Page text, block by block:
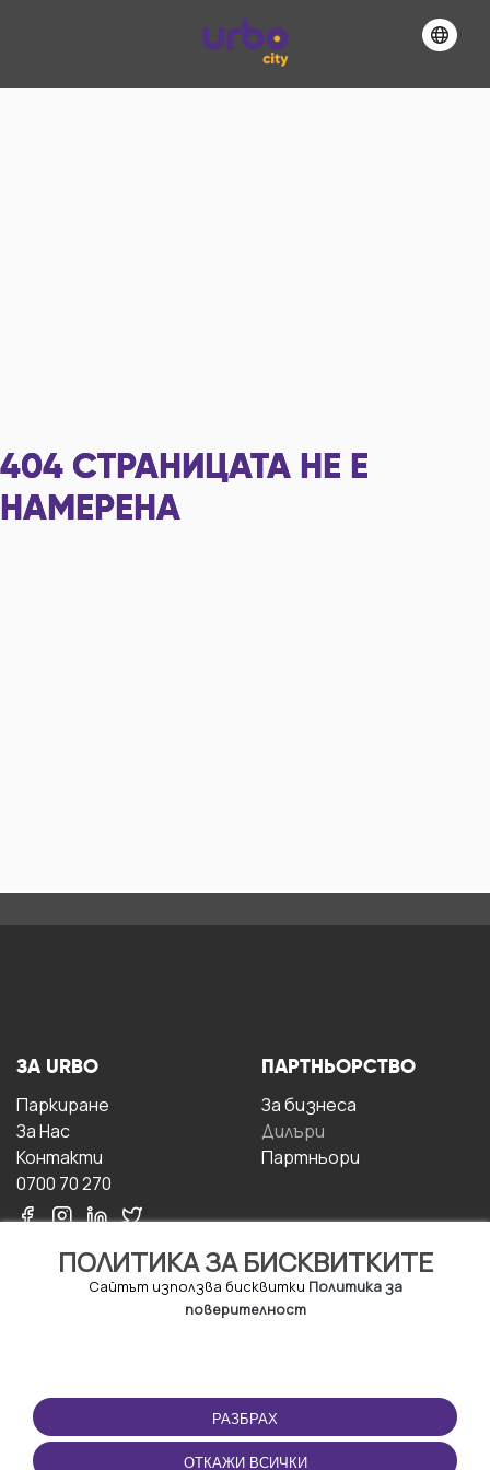
404 СТРАНИЦАТА НЕ Е
НАМЕРЕНА
ПОЛИТИКА ЗА БИСКВИТКИТЕ
Сайтът използва бисквитки Политика за
поверителност
РАЗБРАХ
ОТКАЖИ ВСИЧКИ
ЗА URBO
Паркиране
За Hас
Контакти
0700 70 270
ПАРТНЬОРСТВО
За бизнесa
Дилъри
Партньори
ПОЛЗВАНЕ
Правила и условия за
ползване
ПРИЛОЖЕНИЕТО